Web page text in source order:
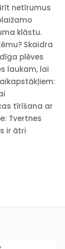
netīrumus
klāstu.
Skaidra
plēves
laukam, lai
tīrīšana ar
Tvertnes
ir ātri